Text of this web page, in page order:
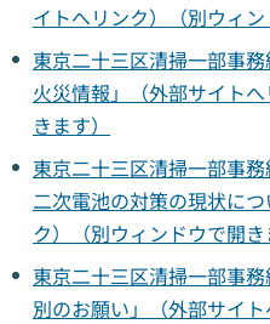
イトへリンク）（別ウィン
東京二十三区清掃一部事
火災情報」（外部サイト
きます）
東京二十三区清掃一部事
二次電池の対策の現状に
ク）（別ウィンドウで開き
東京二十三区清掃一部事
別のお願い」（外部サイ